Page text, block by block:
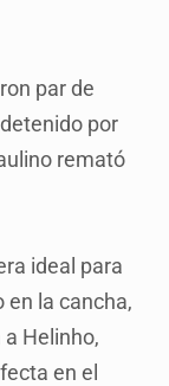
par de
por
remató
ideal para
en la cancha,
Helinho,
en el